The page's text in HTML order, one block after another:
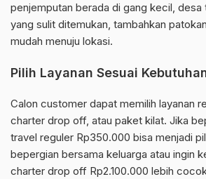
penjemputan berada di gang kecil, desa
yang sulit ditemukan, tambahkan
mudah menuju lokasi.
Pilih Layanan Sesuai
Calon customer dapat memilih layanan
charter drop off, atau paket kilat. Jika
travel reguler Rp350.000 bisa menjadi
bepergian bersama keluarga atau ingin
charter drop off Rp2.100.000 lebih